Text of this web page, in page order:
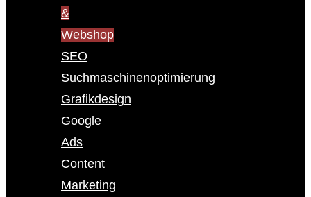
&
Webshop
SEO
Suchmaschinenoptimierung
Grafikdesign
Google
Ads
Content
Marketing